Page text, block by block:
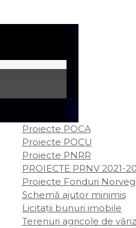
Proiecte POCA
Proiecte POCU
Proiecte PNRR
PROIECTE PRNV 2021-
Proiecte Fonduri
Schemă ajutor minimis
Licitații bunuri imobile
Terenuri agricole de